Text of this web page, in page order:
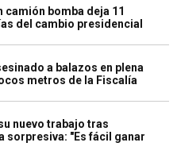
camión bomba deja 11
del cambio presidencial
a balazos en plena
metros de la Fiscalía
nuevo trabajo tras
sorpresiva: "Es fácil ganar